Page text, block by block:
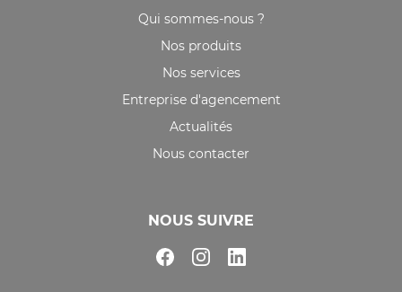
Qui sommes-nous ?
Nos produits
Nos services
Entreprise d'agencement
Actualités
Nous contacter
NOUS SUIVRE